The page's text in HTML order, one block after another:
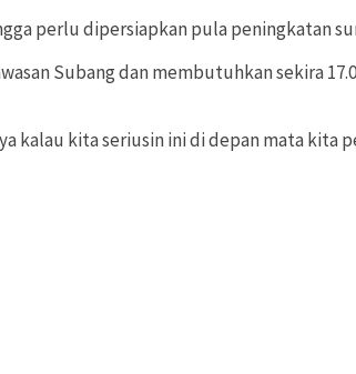
perlu dipersiapkan pula peningkatan
Subang dan membutuhkan sekira
kalau kita seriusin ini di depan mata kita